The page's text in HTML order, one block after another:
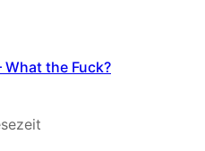
What the Fuck?